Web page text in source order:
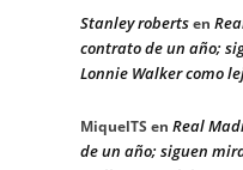
Stanley robertsen
contrato de un año;
Lonnie Walker como
MiquelTS en Real
de un año; siguen